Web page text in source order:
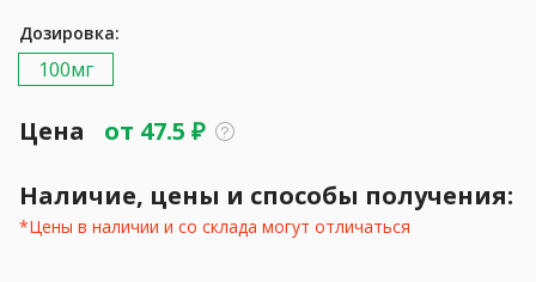
Дозировка:
100мг
Цена от 47.5 ₽
Наличие, цены и способы получения:
*Цены в наличии и со склада могут отличаться